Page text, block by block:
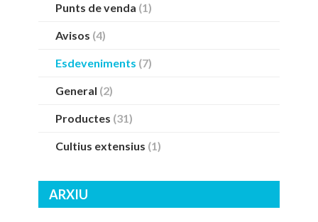
Punts de venda (1)
Avisos (4)
Esdeveniments (7)
General (2)
Productes (31)
Cultius extensius (1)
ARXIU